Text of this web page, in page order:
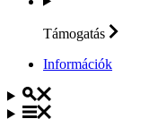
Támogatás
Információk